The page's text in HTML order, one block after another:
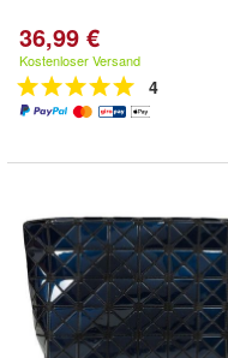
36,99 €
Kostenloser Versand
4